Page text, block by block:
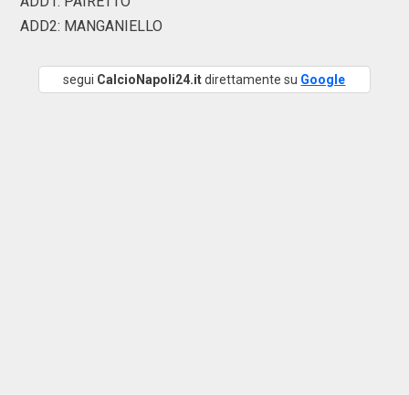
ADD2: MANGANIELLO
segui CalcioNapoli24.itdirettamente su Google